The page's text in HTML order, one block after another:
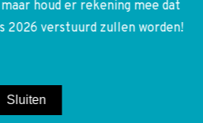
2048708626
2049005704
houd er rekening mee dat
2026 verstuurd zullen worden!
Sluiten